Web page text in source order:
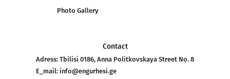
Photo Gallery
Contact
Adress: Tbilisi 0186, Anna Politkovskaya Street No. 8
E_mail: info@engurhesi.ge